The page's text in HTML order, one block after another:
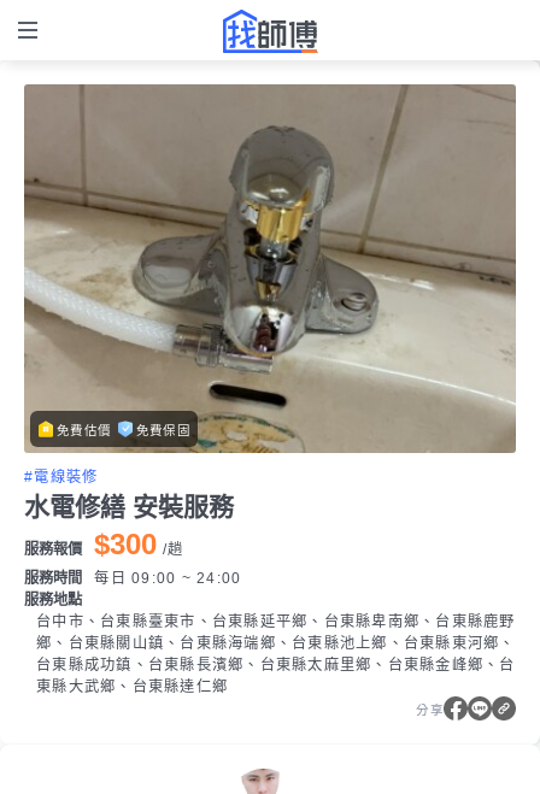
免費估價 免費保固
#電線裝修
水電修繕 安裝服務
服務報價 $300 /趟
服務時間
每日 09:00 ~ 24:00
服務地點
台中市、台東縣臺東市、台東縣延平鄉、台東縣卑南鄉、台東縣鹿野
鄉、台東縣關山鎮、台東縣海端鄉、台東縣池上鄉、台東縣東河鄉、
台東縣成功鎮、台東縣長濱鄉、台東縣太麻里鄉、台東縣金峰鄉、台
東縣大武鄉、台東縣達仁鄉
分享